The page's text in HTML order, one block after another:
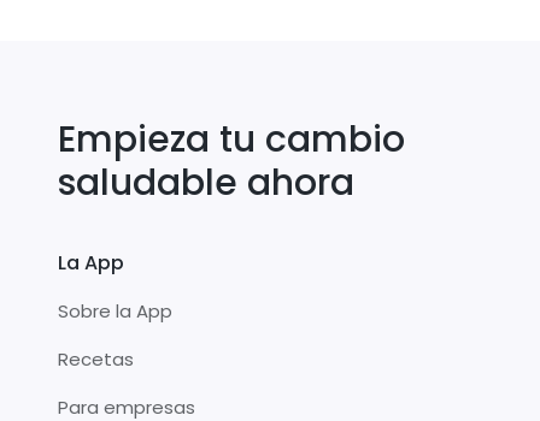
Empieza tu cambio
saludable ahora
La App
Sobre la App
Recetas
Para empresas